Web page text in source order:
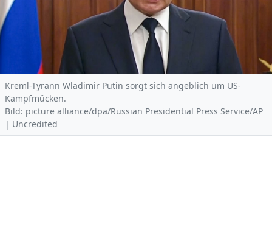
Kreml-Tyrann Wladimir Putin sorgt sich angeblich um US-
Kampfmücken.
Bild: picture alliance/dpa/Russian Presidential Press Service/AP
| Uncredited